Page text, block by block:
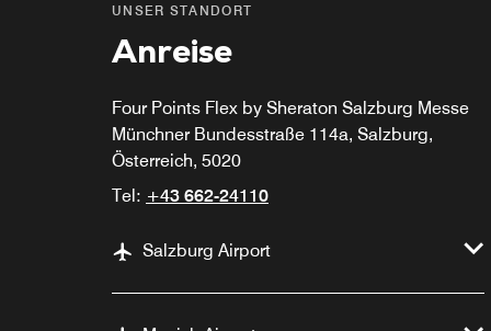
UNSER STANDORT
Anreise
Four Points Flex by Sheraton Salzburg Messe
Münchner Bundesstraße 114a, Salzburg,
Österreich, 5020
Tel: +43 662-24110
Salzburg Airport